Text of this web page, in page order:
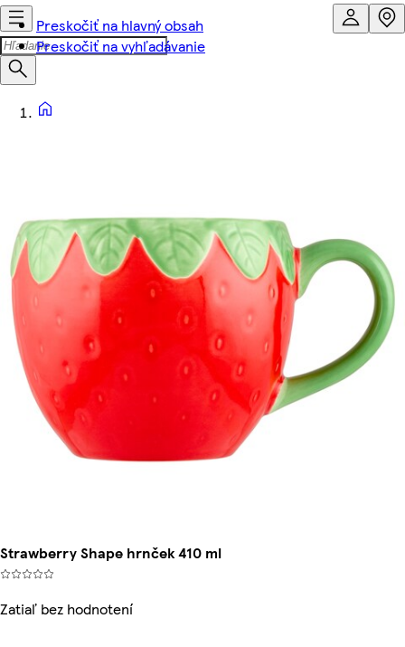
Preskočiť na hlavný obsah
Preskočiť na vyhľadávanie
Strawberry Shape hrnček 410 ml
Zatiaľ bez hodnotení